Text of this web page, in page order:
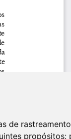
de
propósitos: